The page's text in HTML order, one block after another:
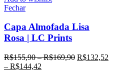
Fechar
Capa Almofada Lisa
Rosa | LC Prints
R$155,90–R$169,90 R$132,52
– R$144,42